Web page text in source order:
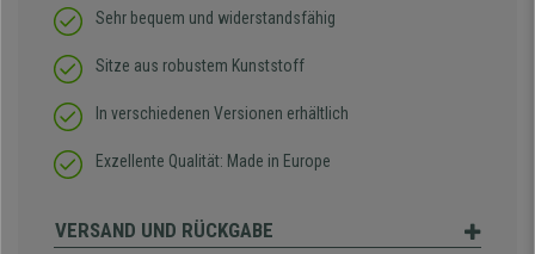
Sehr bequem und widerstandsfähig
Sitze aus robustem Kunststoff
In verschiedenen Versionen erhältlich
Exzellente Qualität: Made in Europe
VERSAND UND RÜCKGABE